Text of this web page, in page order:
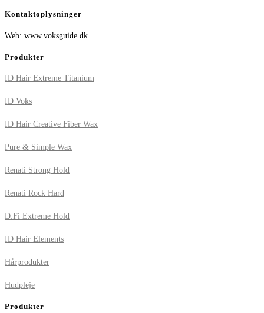
Kontaktoplysninger
Web: www.voksguide.dk
Produkter
ID Hair Extreme Titanium
ID Voks
ID Hair Creative Fiber Wax
Pure & Simple Wax
Renati Strong Hold
Renati Rock Hard
D:Fi Extreme Hold
ID Hair Elements
Hårprodukter
Hudpleje
Produkter